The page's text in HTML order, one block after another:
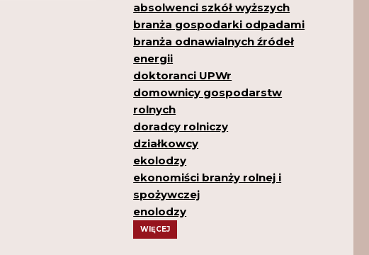
absolwenci szkół wyższych
branża gospodarki odpadami
branża odnawialnych źródeł
energii
doktoranci UPWr
domownicy gospodarstw
rolnych
doradcy rolniczy
działkowcy
ekolodzy
ekonomiści branży rolnej i
spożywczej
enolodzy
WIĘCEJ